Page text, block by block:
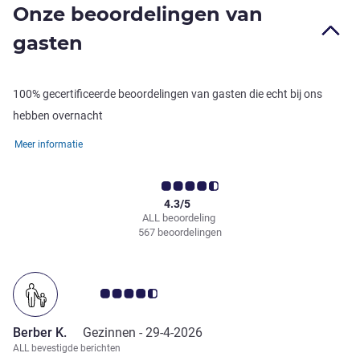
Onze beoordelingen van
gasten
100% gecertificeerde beoordelingen van gasten die echt bij ons
hebben overnacht
Meer informatie
ALL beoordeling
4.3/5
567 beoordelingen
Avis-klantbeoordeling 4.5/5
Berber K. Gezinnen - 29-4-2026
ALL bevestigde berichten